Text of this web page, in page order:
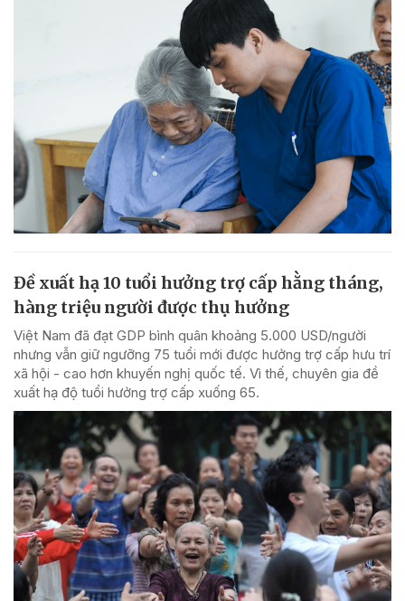
Đề xuất hạ 10 tuổi hưởng trợ cấp hằng tháng,
hàng triệu người được thụ hưởng
Việt Nam đã đạt GDP bình quân khoảng 5.000 USD/người
nhưng vẫn giữ ngưỡng 75 tuổi mới được hưởng trợ cấp hưu trí
xã hội - cao hơn khuyến nghị quốc tế. Vì thế, chuyên gia đề
xuất hạ độ tuổi hưởng trợ cấp xuống 65.